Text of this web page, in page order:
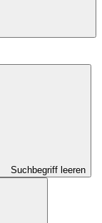
Suchbegriff leeren